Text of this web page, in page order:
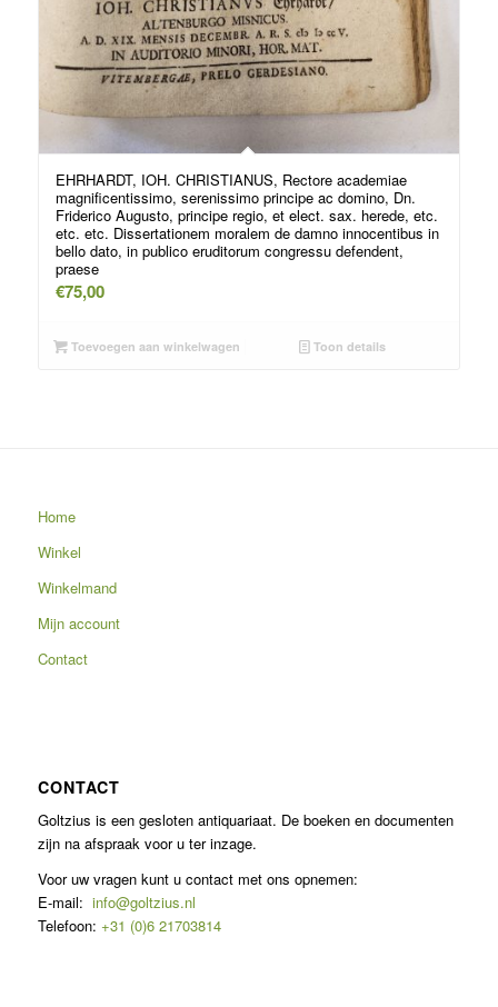
EHRHARDT, IOH. CHRISTIANUS, Rectore academiae
magnificentissimo, serenissimo principe ac domino, Dn.
Friderico Augusto, principe regio, et elect. sax. herede, etc.
etc. etc. Dissertationem moralem de damno innocentibus in
bello dato, in publico eruditorum congressu defendent,
praese
€75,00
Toevoegen aan winkelwagen Toon details
Home
Winkel
Winkelmand
Mijn account
Contact
CONTACT
Goltzius is een gesloten antiquariaat. De boeken en documenten
zijn na afspraak voor u ter inzage.
Voor uw vragen kunt u contact met ons opnemen:
E-mail: info@goltzius.nl
Telefoon: +31 (0)6 21703814